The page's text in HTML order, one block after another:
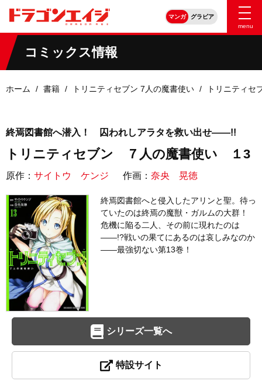
マンガ
グラビア
menu
コミックス情報
ホーム 書籍 トリニティセブン 7人の魔書使い トリニティ
終焉図書館へ潜入！ 囚われしアラタを救い出せ――!!
トリニティセブン ７人の魔書使い １3
原作： サイトウ ケンジ 作画： 奈央 晃徳
終焉図書館へと侵入したアリンと聖。待っ
ていたのは終焉の魔獣・ガルムの大群！
危機に陥る二人、その前に現れたのは
――!?戦いの果てにあるのは哀しみなのか
――最強切ない第13巻！
シリーズ一覧へ
特設サイト